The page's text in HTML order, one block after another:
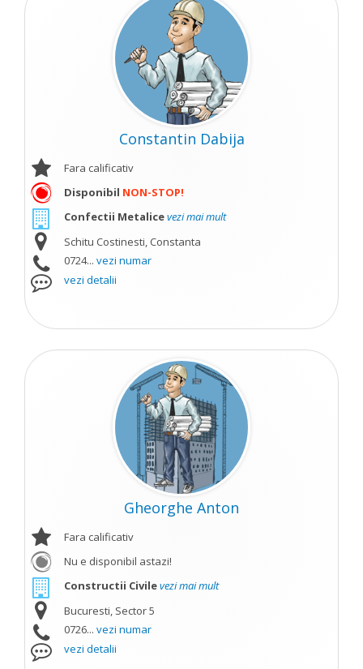
Constantin Dabija
Fara calificativ
Disponibil NON-STOP!
Confectii Metalicevezi mai mult
Schitu Costinesti, Constanta
0724... vezi numar
vezi detalii
Gheorghe Anton
Fara calificativ
Nu e disponibil astazi!
Constructii Civilevezi mai mult
Bucuresti, Sector 5
0726... vezi numar
vezi detalii